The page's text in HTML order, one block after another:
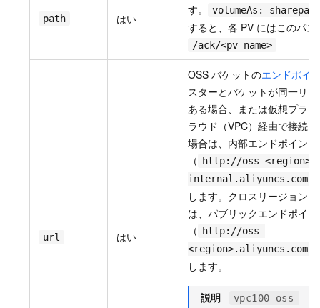
path はい
す。
volumeAs: sharepath
すると、各 PV にはこのパス
/ack/<pv-name>
url はい
OSS バケットのエンドポイ
スターとバケットが同一リ
ある場合、または仮想プラ
ラウド（VPC）経由で接続
場合は、内部エンドポイント
（
http://oss-<region>-
internal.aliyuncs.com
します。クロスリージョン
は、パブリックエンドポイ
（
http://oss-
<region>.aliyuncs.com
します。
説明
vpc100-oss-